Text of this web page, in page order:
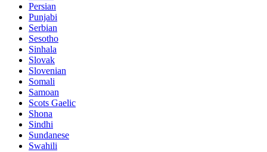
Persian
Punjabi
Serbian
Sesotho
Sinhala
Slovak
Slovenian
Somali
Samoan
Scots Gaelic
Shona
Sindhi
Sundanese
Swahili